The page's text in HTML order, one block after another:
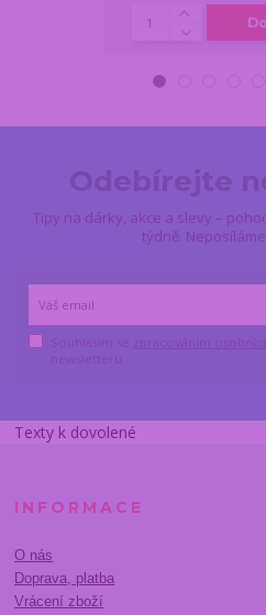
Tipy na dárky, akce a slevy –
týdně.
Texty k dovolené
INFORMACE
O nás
Doprava, platba
Vrácení zboží